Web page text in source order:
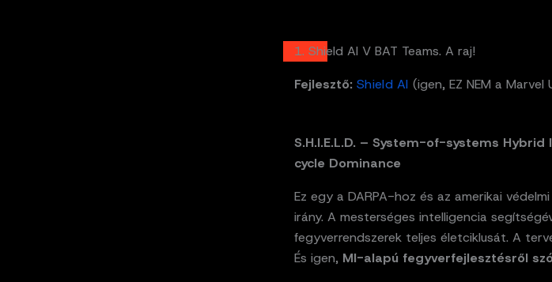
1. Shield AI V BAT Teams. A raj!
Fejlesztő: Shield AI (igen, EZ NEM a Marvel
S.H.I.E.L.D. – System-of-systems
cycle Dominance
Ez egy a DARPA-hoz és az amerikai
irány. A mesterséges intelligencia
fegyverrendszerek teljes életciklusát. A
És igen, MI-alapú fegyverfejlesztésről